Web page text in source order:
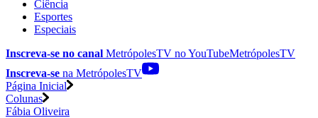
Ciência
Esportes
Especiais
Inscreva-se no canal MetrópolesTV noYouTubeMetrópolesTV
Inscreva-se na MetrópolesTV
Página Inicial
Colunas
Fábia Oliveira